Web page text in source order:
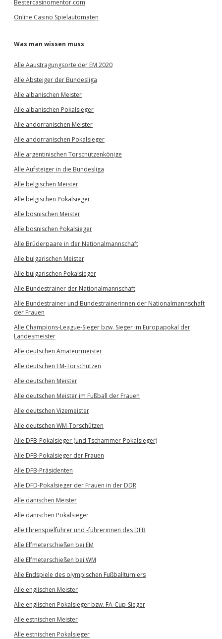
Bestercasinomentor.com
Online Casino Spielautomaten
Was man wissen muss
Alle Aaustragungsorte der EM 2020
Alle Absteiger der Bundesliga
Alle albanischen Meister
Alle albanischen Pokalsieger
Alle andorranischen Meister
Alle andorranischen Pokalsieger
Alle argentinischen Torschützenkönige
Alle Aufsteiger in die Bundesliga
Alle belgischen Meister
Alle belgischen Pokalsieger
Alle bosnischen Meister
Alle bosnischen Pokalsieger
Alle Brüderpaare in der Nationalmannschaft
Alle bulgarischen Meister
Alle bulgarischen Pokalsieger
Alle Bundestrainer der Nationalmannschaft
Alle Bundestrainer und Bundestrainerinnen der Nationalmannschaft
der Frauen
Alle Champions-League-Sieger bzw. Sieger im Europapokal der
Landesmeister
Alle deutschen Amateurmeister
Alle deutschen EM-Torschützen
Alle deutschen Meister
Alle deutschen Meister im Fußball der Frauen
Alle deutschen Vizemeister
Alle deutschen WM-Torschützen
Alle DFB-Pokalsieger (und Tschammer-Pokalsieger)
Alle DFB-Pokalsieger der Frauen
Alle DFB-Präsidenten
Alle DFD-Pokalsieger der Frauen in der DDR
Alle dänischen Meister
Alle dänischen Pokalsieger
Alle Ehrenspielführer und -führerinnen des DFB
Alle Elfmeterschießen bei EM
Alle Elfmeterschießen bei WM
Alle Endspiele des olympischen Fußballturniers
Alle englischen Meister
Alle englischen Pokalsieger bzw. FA-Cup-Sieger
Alle estnischen Meister
Alle estnischen Pokalsieger